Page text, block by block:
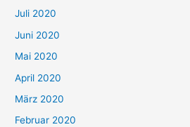
Juli 2020
Juni 2020
Mai 2020
April 2020
März 2020
Februar 2020